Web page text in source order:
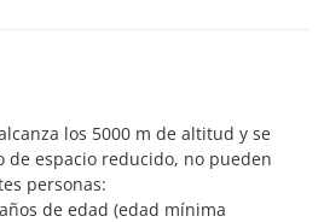
los 5000 m de altitud y se
de espacio reducido, no pueden
personas:
de edad (edad mínima